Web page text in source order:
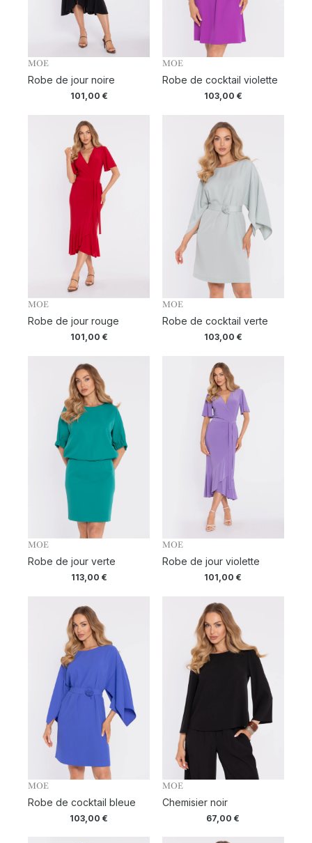
MOE
Robe de jour noire
101,00 €
MOE
Robe de cocktail violette
103,00 €
MOE
Robe de jour rouge
101,00 €
MOE
Robe de cocktail verte
103,00 €
MOE
Robe de jour verte
113,00 €
MOE
Robe de jour violette
101,00€
MOE
Robe de cocktail bleue
103,00€
MOE
Chemisier noir
67,00€